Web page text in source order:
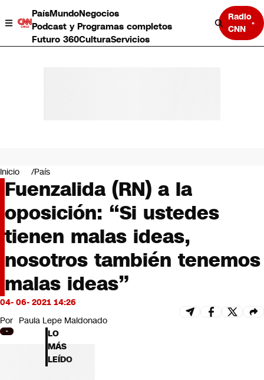
PaísMundoNegocios
Podcast y Programas completos
Futuro 360CulturaServicios
Radio
CNN
Negocios
Deportes
Programas completos
Cultura
Servicios
Bits
CNN tiempo
Futuro 360
Opinión
Inicio País
Fuenzalida (RN) a la
oposición: “Si ustedes
tienen malas ideas,
nosotros también tenemos
malas ideas”
04- 06- 2021 14:26
Por Paula Lepe Maldonado
LO
MÁS
LEÍDO